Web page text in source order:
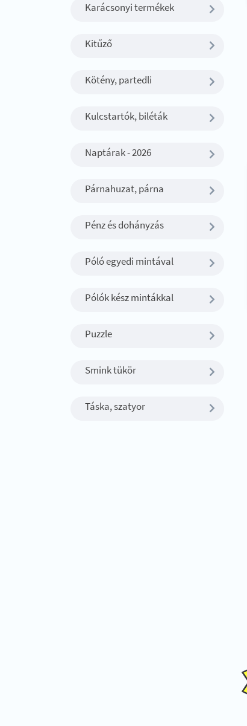
Karácsonyi termékek
Kitűző
Kötény, partedli
Kulcstartók, biléták
Naptárak - 2026
Párnahuzat, párna
Pénz és dohányzás
Póló egyedi mintával
Pólók kész mintákkal
Puzzle
Smink tükör
Táska, szatyor